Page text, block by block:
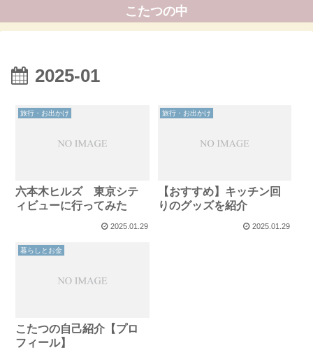
こたつの中
2025-01
旅行・お出かけ
六本木ヒルズ 東京シテ
ィビューに行ってみた
2025.01.29
旅行・お出かけ
【おすすめ】キッチン回
りのグッズを紹介
2025.01.29
暮らしとお金
こたつの自己紹介【プロ
フィール】